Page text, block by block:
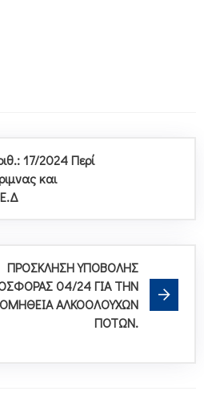
17/2024 Περί
και
ΠΡΟΣΚΛΗΣΗ ΥΠΟΒΟΛΗΣ
04/24 ΓΙΑ ΤΗΝ
ΑΛΚΟΟΛΟΥΧΩΝ
ΠΟΤΩΝ.